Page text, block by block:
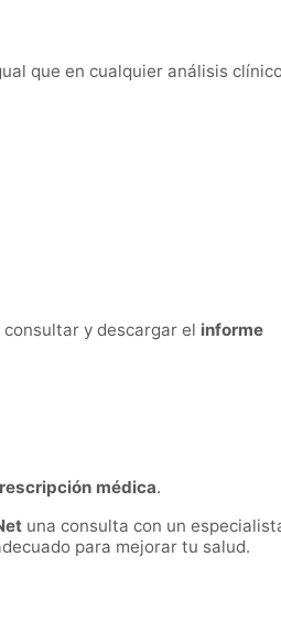
que en cualquier análisis
y descargar el informe
médica.
una consulta con un
para mejorar tu salud.